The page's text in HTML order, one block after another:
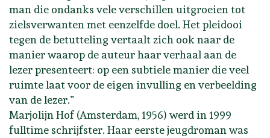
man die ondanks vele verschillen uitgroeien tot
zielsverwanten met eenzelfde doel. Het pleidooi
tegen de betutteling vertaalt zich ook naar de
manier waarop de auteur haar verhaal aan de
lezer presenteert: op een subtiele manier die veel
ruimte laat voor de eigen invulling en verbeelding
van de lezer.”
Marjolijn Hof (Amsterdam, 1956) werd in 1999
fulltime schrijfster. Haar eerste jeugdroman was